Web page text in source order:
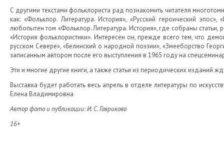
С другими текстами фольклориста рад познакомить читателя
как: «Фольклор. Литература. История», «Русский героический
любопытен том «Фольклор. Литература. История», где собраны
«История фольклористики». Интересен он, прежде всего тем, что
русском Севере», «Белинский о народной поэзии», «Змееборство
записанным автором после его выступления в 1965 году на
Эти и многие другие книги, а также статьи из периодических изданий
Выставка будет работать весь апрель в отделе литературы по
Елена Владимировна
Автор фото и публикации: И. С. Гаврикова
16+